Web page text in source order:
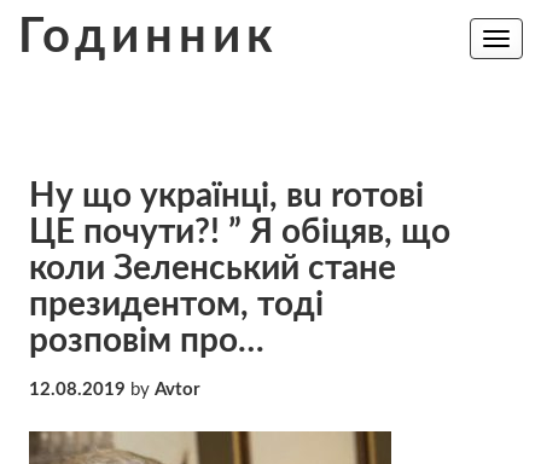
Годинник
Toggle
Ну що українці, вu rотoві
ЦЕ почути?! ” Я обіцяв, що
коли Зеленський стане
президентом, тоді
розповім про…
12.08.2019 by Avtor